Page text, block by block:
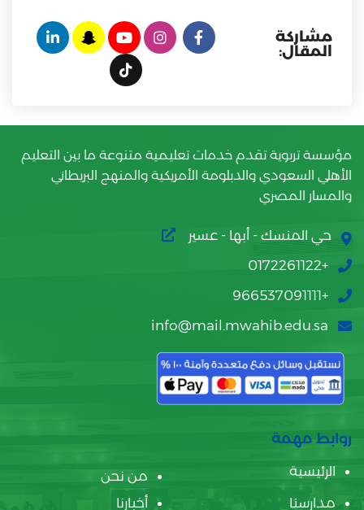
مشاركة
المقال:
مؤسسة تربوية تقدم خدمات تعليمية متنوعة ما بين التعليم
الأهلي السعودي والدبلومة الأمريكية والمنهج البريطاني
والمسار المصري
حي المنسك - أبها - عسير
+0172261122
+966537091111
info@mail.mwahib.edu.sa
روابط مهمة
الرئيسية
من نحن
مدارسنا
أخبارنا